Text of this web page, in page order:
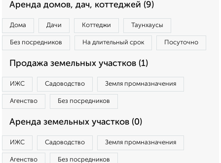
Аренда домов, дач, коттеджей (9)
Дома Дачи Коттеджи Таунхаусы
Без посредников На длительный срок Посуточно
Продажа земельных участков (1)
ИЖС Садоводство Земля промназначения
Агенство Без посредников
Аренда земельных участков (0)
ИЖС Садоводство Земля промназначения
Агенство Без посредников